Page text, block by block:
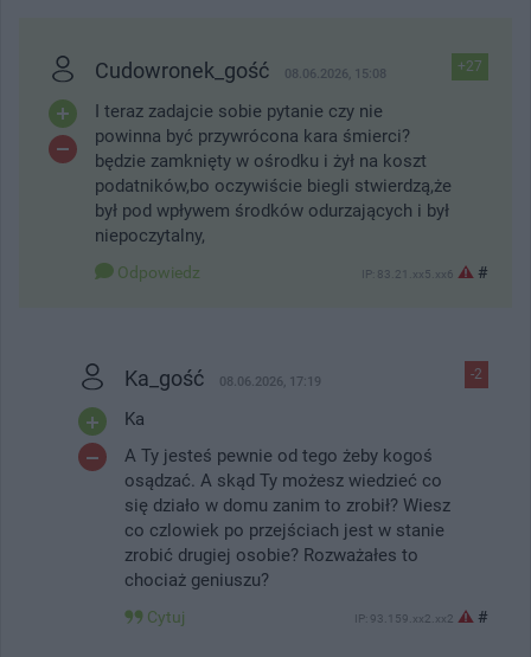
+27
Cudowronek_gość 08.06.2026, 15:08
I teraz zadajcie sobie pytanie czy nie
powinna być przywrócona kara śmierci?
będzie zamknięty w ośrodku i żył na koszt
podatników,bo oczywiście biegli stwierdzą,że
był pod wpływem środków odurzających i był
niepoczytalny,
Odpowiedz IP: 83.21.xx5.xx6 #
-2
Ka_gość 08.06.2026, 17:19
Ka
A Ty jesteś pewnie od tego żeby kogoś
osądzać. A skąd Ty możesz wiedzieć co
się działo w domu zanim to zrobił? Wiesz
co czlowiek po przejściach jest w stanie
zrobić drugiej osobie? Rozważałes to
chociaż geniuszu?
Cytuj IP: 93.159.xx2.xx2 #